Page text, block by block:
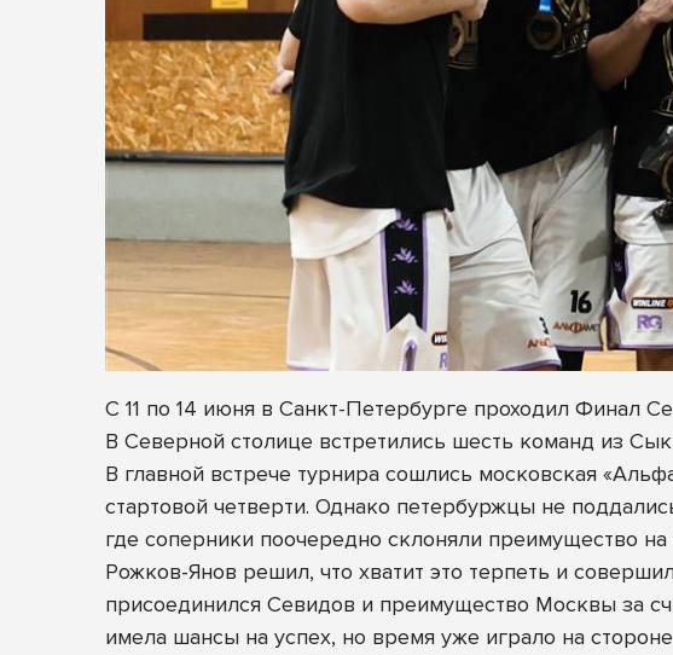
С 11 по 14 июня в Санкт-Петербурге проходил Финал
В Северной столице встретились шесть команд из
В главной встрече турнира сошлись московская
стартовой четверти. Однако петербуржцы не
где соперники поочередно склоняли преимущество
Рожков-Янов решил, что хватит это терпеть и
присоединился Севидов и преимущество Москвы за
имела шансы на успех, но время уже играло на